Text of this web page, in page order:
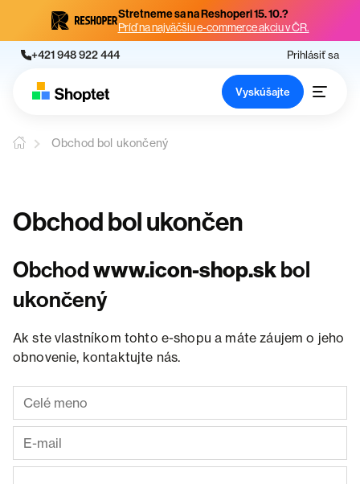
Stretneme sa na Reshoperi 15. 10.?
Príď na najväčšiu e-commerce akciu v ČR.
+421 948 922 444 Prihlásiť sa
Vyskúšajte
Obchod bol ukončený
Obchod bol ukončen
Obchodwww.icon-shop.skbol
ukončený
Ak ste vlastníkom tohto e-shopu a máte záujem o jeho
obnovenie, kontaktujte nás.